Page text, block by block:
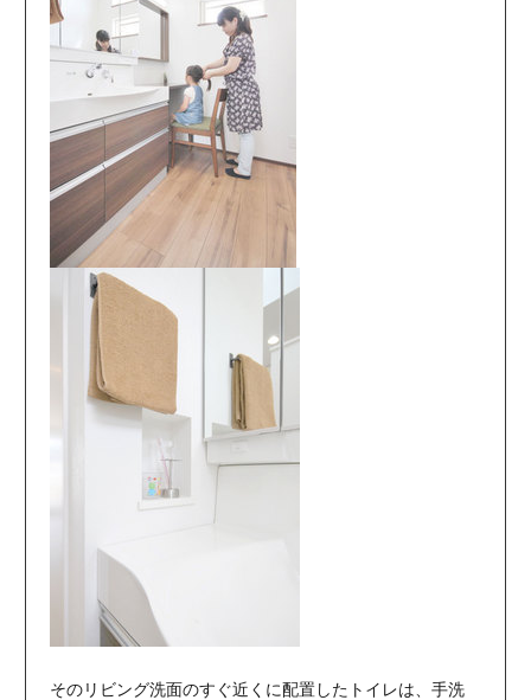
そのリビング洗面のすぐ近くに配置したトイレは、手洗